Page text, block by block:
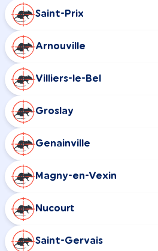
Saint-Prix
Arnouville
Villiers-le-Bel
Groslay
Genainville
Magny-en-Vexin
Nucourt
Saint-Gervais